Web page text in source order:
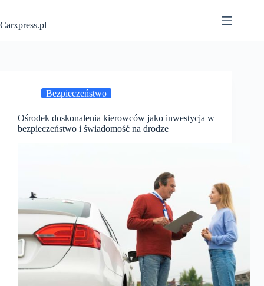
treści
Carxpress.pl
Bezpieczeństwo
Ośrodek doskonalenia kierowców jako inwestycja w
bezpieczeństwo i świadomość na drodze